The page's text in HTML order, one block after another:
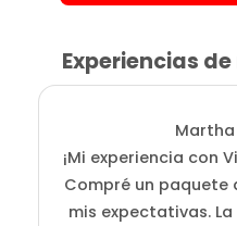
Experiencias
¡Mi experiencia con
Compré un paquete
mis expectativas.